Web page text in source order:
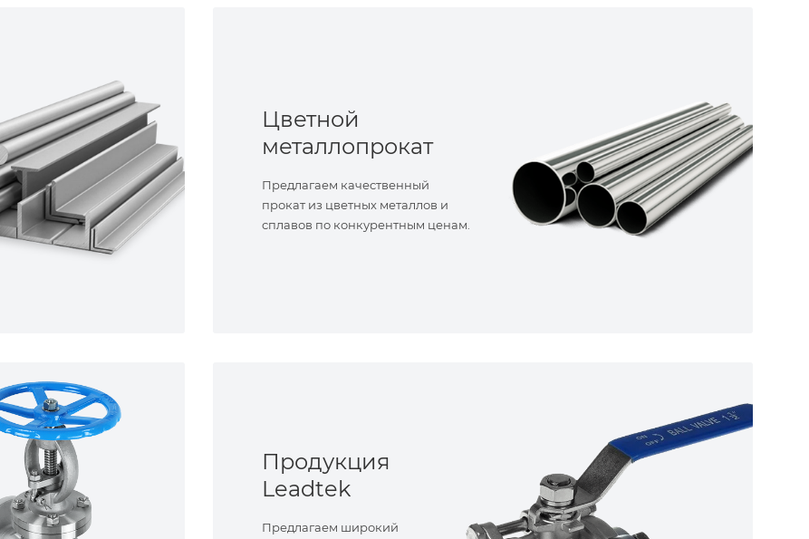
Цветной
металлопрокат
Предлагаем качественный
прокат из цветных металлов и
сплавов по конкурентным ценам.
Продукция
Leadtek
Предлагаем широкий